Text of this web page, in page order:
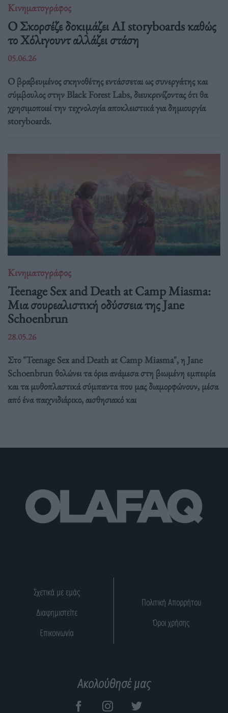
Κινηματογράφος
Ο Σκορσέζε δοκιμάζει AI storyboards καθώς
το Χόλιγουντ αλλάζει στάση
05.06.26
Ο βραβευμένος σκηνοθέτης εντάσσεται ως συνεργάτης και
σύμβουλος στην Black Forest Labs, διευκρινίζοντας ότι θα
χρησιμοποιεί την τεχνολογία αποκλειστικά για δημιουργία
storyboards.
Κινηματογράφος
Teenage Sex and Death at Camp Miasma:
Μια σουρεαλιστική οδύσσεια της Jane
Schoenbrun
28.05.26
Στο "Teenage Sex and Death at Camp Miasma", η Jane
Schoenbrun θολώνει τα όρια ανάμεσα στη βιωμένη εμπειρία
και τα μυθοπλαστικά σύμπαντα που μας διαμορφώνουν, μέσα
από ένα παιχνιδιάρικο, αισθησιακό και
Σχετικά με εμάς
Διαφημιστείτε
Επικοινωνία
Πολιτική Απορρήτου
Όροι χρήσης
Ακολούθησέ μας